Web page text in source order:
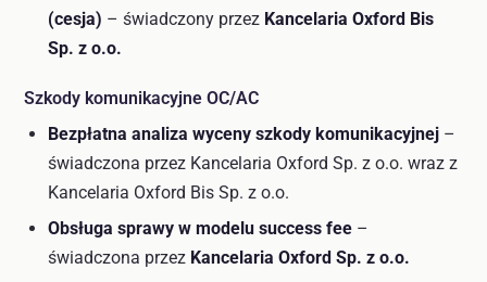
(cesja) – świadczony przez Kancelaria Oxford Bis
Sp. z o.o.
Szkody komunikacyjne OC/AC
Bezpłatna analiza wyceny szkody komunikacyjnej –
świadczona przez Kancelaria Oxford Sp. z o.o. wraz z
Kancelaria Oxford Bis Sp. z o.o.
Obsługa sprawy w modelu success fee –
świadczona przez Kancelaria Oxford Sp. z o.o.